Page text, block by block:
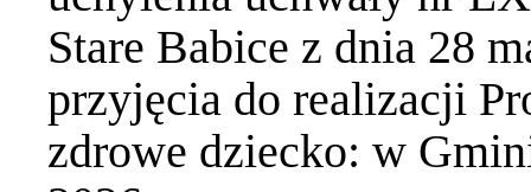
Stare Babice z dnia 28
przyjęcia do realizacji
zdrowe dziecko: w